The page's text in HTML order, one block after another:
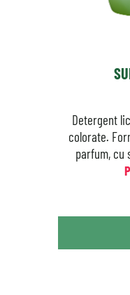
Detergent
colorate.
parfum, cu